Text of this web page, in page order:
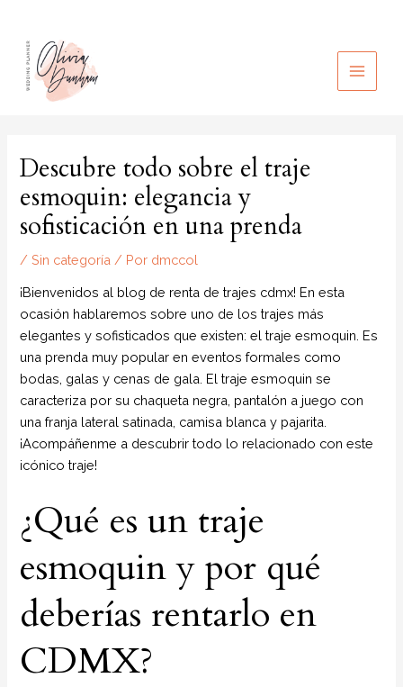
contenido
MAIN
Descubre todo sobre el traje
esmoquin: elegancia y
sofisticación en una prenda
/Sin categoría / Por dmccol
¡Bienvenidos al blog de renta de trajes cdmx! En esta
ocasión hablaremos sobre uno de los trajes más
elegantes y sofisticados que existen: el traje esmoquin. Es
una prenda muy popular en eventos formales como
bodas, galas y cenas de gala. El traje esmoquin se
caracteriza por su chaqueta negra, pantalón a juego con
una franja lateral satinada, camisa blanca y pajarita.
¡Acompáñenme a descubrir todo lo relacionado con este
icónico traje!
¿Qué es un traje
esmoquin y por qué
deberías rentarlo en
CDMX?